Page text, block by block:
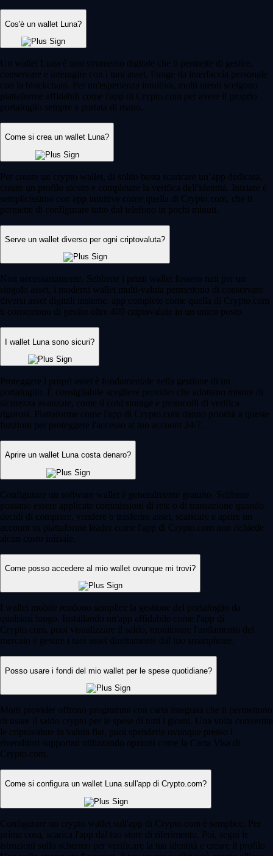
Cos'è un wallet Luna?
Un wallet Luna è uno strumento digitale che ti permette di gestire,
conservare e interagire con i tuoi asset. Funge da interfaccia personale
con la blockchain. Per un'esperienza intuitiva, molti utenti scelgono
piattaforme affidabili come l'app di Crypto.com per avere il proprio
portafoglio sempre a portata di mano.
Come si crea un wallet Luna?
Per creare un crypto wallet, di solito basta scaricare un’app dedicata,
creare un profilo sicuro e completare la verifica dell'identità. Iniziare è
semplicissimo con app intuitive come quella di Crypto.com, che ti
permette di configurare tutto dal telefono in pochi minuti.
Serve un wallet diverso per ogni criptovaluta?
Non necessariamente. Sebbene i primi wallet fossero nati per un
singolo asset, i moderni wallet multi-valuta permettono di conservare
diversi asset digitali insieme. app complete come quella di Crypto.com
ti consentono di gestire oltre 400 criptovalute in un unico posto.
I wallet Luna sono sicuri?
Proteggere i propri asset è fondamentale nella gestione di un
portafoglio. È consigliabile scegliere provider che adottano misure di
sicurezza avanzate, come il cold storage e protocolli di verifica
rigorosi. Piattaforme come l'app di Crypto.com danno priorità a queste
funzioni per proteggere l'accesso al tuo account 24/7.
Aprire un wallet Luna costa denaro?
Configurare un software wallet è generalmente gratuito. Sebbene
possano essere applicate commissioni di rete o di transazione quando
decidi di comprare, vendere o trasferire asset, scaricare e aprire un
account su piattaforme leader come l'app di Crypto.com non richiede
alcun costo iniziale.
Come posso accedere al mio wallet ovunque mi trovi?
I wallet mobile rendono semplice la gestione del portafoglio da
qualsiasi luogo. Installando un'app affidabile come l'app di
Crypto.com, puoi visualizzare il saldo, monitorare l'andamento del
mercato e gestire i tuoi asset direttamente dal tuo smartphone.
Posso usare i fondi del mio wallet per le spese quotidiane?
Molti provider offrono programmi con carta integrata che ti permettono
di usare il saldo crypto per le spese di tutti i giorni. Una volta convertite
le criptovalute in valuta fiat, puoi spenderle ovunque presso i
rivenditori supportati utilizzando opzioni come la Carta Visa di
Crypto.com.
Come si configura un wallet Luna sull'app di Crypto.com?
Configurare un crypto wallet sull'app di Crypto.com è semplice. Per
prima cosa, scarica l'app dal tuo store di riferimento. Poi, segui le
istruzioni sullo schermo per verificare la tua identità e creare il profilo.